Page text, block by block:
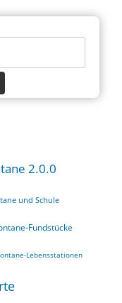
2.0.0
und Schule
Fundstücke
Lebensstationen